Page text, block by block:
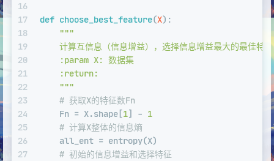
16
17
18
19
20
21
22
23
24
25
26
27
def choose_best_feature(X):
"""
    计算互信息（信息增益），选择信息增益最大的最佳特征
    :param X: 数据集
    :return:
    """
# 获取X的特征数Fn
    Fn = X.shape[
1] - 1
# 计算X整体的信息熵
    all_ent = entropy(X)
# 初始的信息增益和选择特征